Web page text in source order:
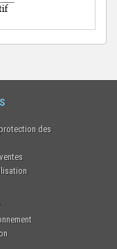
des